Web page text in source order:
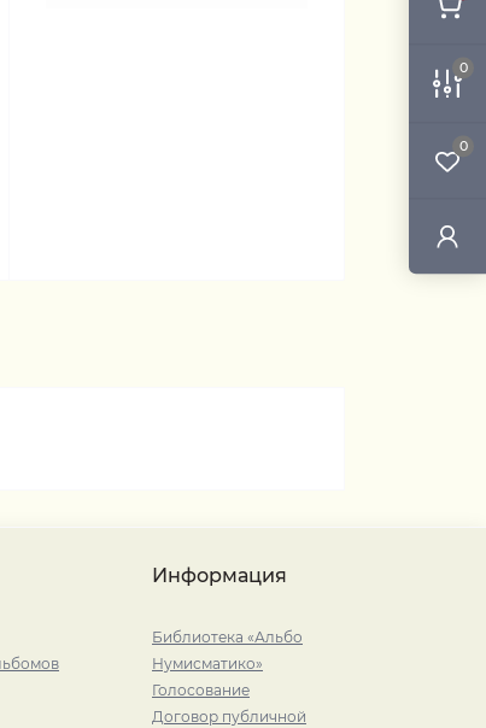
0
0
Информация
Библиотека «Альбо
Нумисматико»
Голосование
Договор публичной